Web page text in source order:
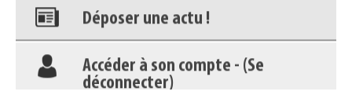
déconnecter)